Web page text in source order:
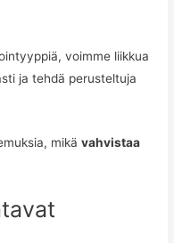
voimme liikkua
ja tehdä perusteltuja
mikävahvistaa